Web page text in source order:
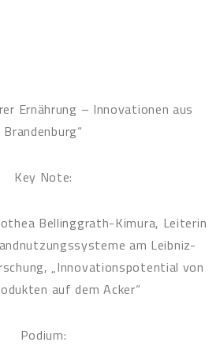
Ernährung – Innovationen aus
Brandenburg“
Key Note:
Bellinggrath-Kimura, Leiterin
am Leibniz-
„Innovationspotential von
auf dem Acker“
Podium: